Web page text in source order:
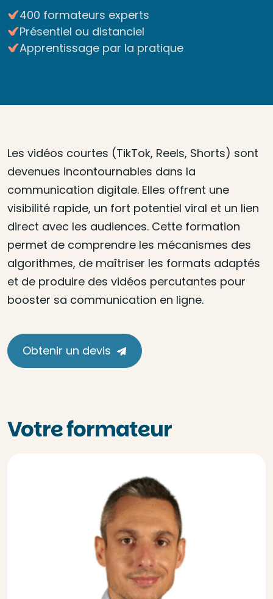
400 formateurs experts
Présentiel ou distanciel
Apprentissage par la pratique
Les vidéos courtes (TikTok, Reels, Shorts) sont
devenues incontournables dans la
communication digitale. Elles offrent une
visibilité rapide, un fort potentiel viral et un lien
direct avec les audiences. Cette formation
permet de comprendre les mécanismes des
algorithmes, de maîtriser les formats adaptés
et de produire des vidéos percutantes pour
booster sa communication en ligne.
Obtenir un devis
Votre formateur